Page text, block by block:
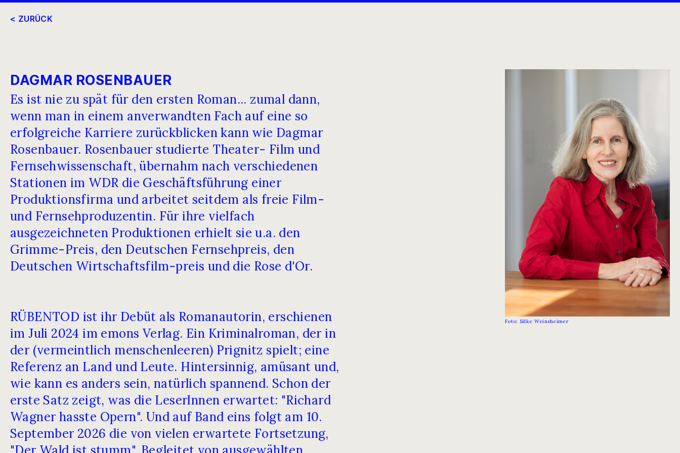
< ZURÜCK
DAGMAR ROSENBAUER
Es ist nie zu spät für den ersten Roman... zumal dann,
wenn man in einem anverwandten Fach auf eine so
erfolgreiche Karriere zurückblicken kann wie Dagmar
Rosenbauer. Rosenbauer studierte Theater- Film und
Fernsehwissenschaft, übernahm nach verschiedenen
Stationen im WDR die Geschäftsführung einer
Produktionsfirma und arbeitet seitdem als freie Film-
und Fernsehproduzentin. Für ihre vielfach
ausgezeichneten Produktionen erhielt sie u.a. den
Grimme-Preis, den Deutschen Fernsehpreis, den
Deutschen Wirtschaftsfilm-preis und die Rose d'Or.
RÜBENTOD ist ihr Debüt als Romanautorin, erschienen
im Juli 2024 im emons Verlag. Ein Kriminalroman, der in
der (vermeintlich menschenleeren) Prignitz spielt; eine
Referenz an Land und Leute. Hintersinnig, amüsant und,
wie kann es anders sein, natürlich spannend. Schon der
erste Satz zeigt, was die LeserInnen erwartet: "Richard
Wagner hasste Opern". Und auf Band eins folgt am 10.
September 2026 die von vielen erwartete Fortsetzung,
Foto: Silke Weinsheimer